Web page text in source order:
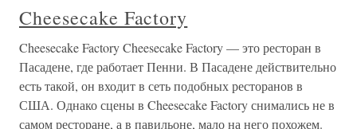
Cheesecake Factory
Cheesecake Factory Cheesecake Factory — это ресторан в
Пасадене, где работает Пенни. В Пасадене действительно
есть такой, он входит в сеть подобных ресторанов в
США. Однако сцены в Cheesecake Factory снимались не в
самом ресторане, а в павильоне, мало на него похожем.